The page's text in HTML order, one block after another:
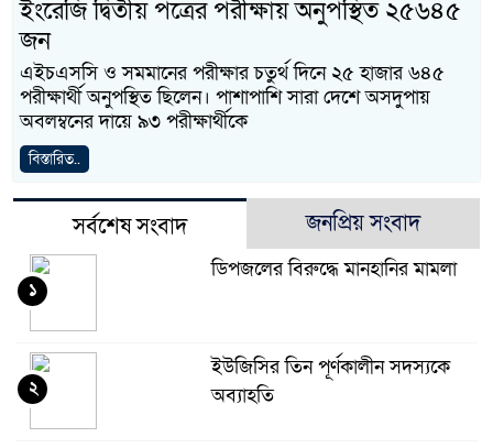
ইংরেজি দ্বিতীয় পত্রের পরীক্ষায় অনুপস্থিত ২৫৬৪৫
জন
এইচএসসি ও সমমানের পরীক্ষার চতুর্থ দিনে ২৫ হাজার ৬৪৫
পরীক্ষার্থী অনুপস্থিত ছিলেন। পাশাপাশি সারা দেশে অসদুপায়
অবলম্বনের দায়ে ৯৩ পরীক্ষার্থীকে
বিস্তারিত..
সর্বশেষ সংবাদ জনপ্রিয় সংবাদ
ডিপজলের বিরুদ্ধে মানহানির মামলা
১
ইউজিসির তিন পূর্ণকালীন সদস্যকে
অব্যাহতি
২